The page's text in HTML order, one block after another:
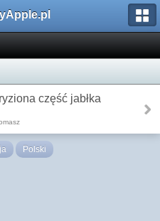
część jabłka
Polski